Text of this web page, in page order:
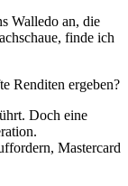
Walledo an, die
finde ich
Renditen ergeben?
Doch eine
Mastercard